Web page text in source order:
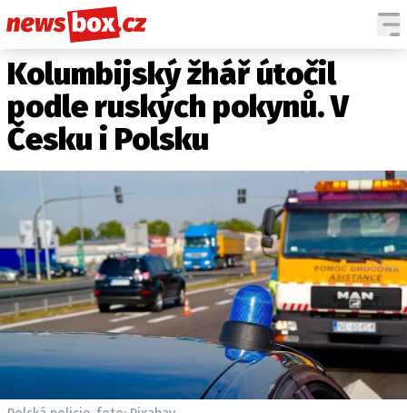
DOMÁCÍ
ZAHRANIČÍ
POČASÍ
KRIMI
KULTURA
SPOLEČNOST
SPORT
ČESKÉ CELEBRITY
SVĚTOVÉ CELEBRITY
SLEDUJTE NÁS NA
Máte příběh, fotku nebo video?
Kolumbijský žhář útočil
podle ruských pokynů. V
Česku i Polsku